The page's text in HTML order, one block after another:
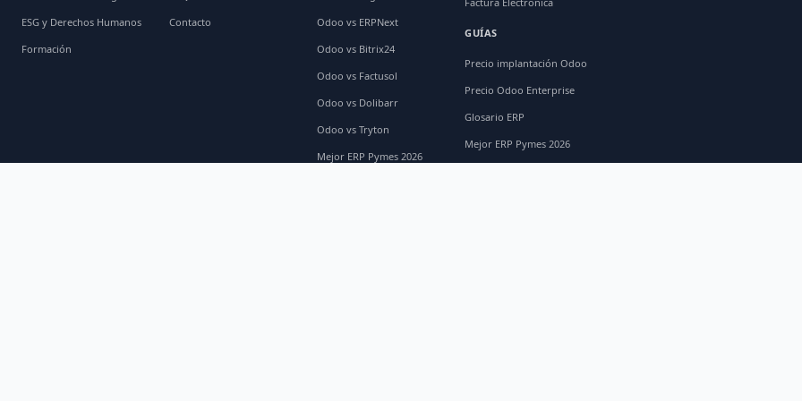
ESG y Derechos Humanos
Formación
Contacto
Odoo vs ERPNext
Odoo vs Bitrix24
Odoo vs Factusol
Odoo vs Dolibarr
Odoo vs Tryton
Mejor ERP Pymes 2026
GUÍAS
Precio implantación Odoo
Precio Odoo Enterprise
Glosario ERP
Mejor ERP Pymes 2026